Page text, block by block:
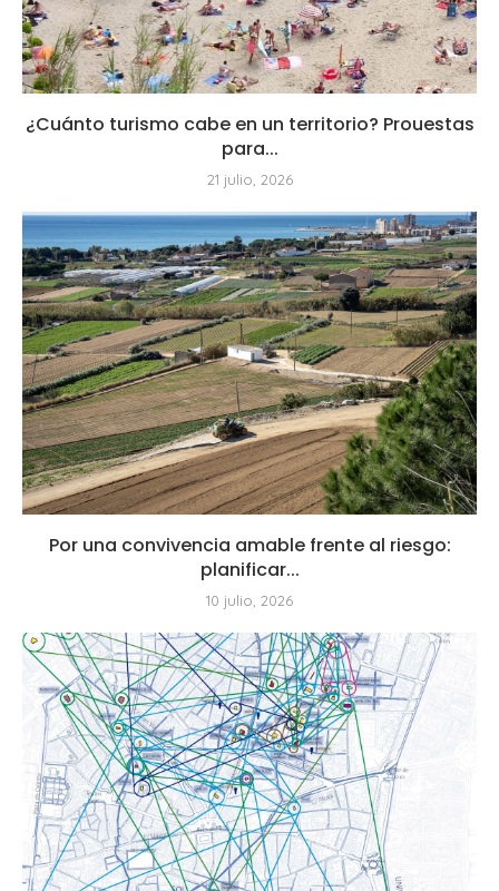
¿Cuánto turismo cabe en un territorio? Prouestas
para...
21 julio, 2026
Por una convivencia amable frente al riesgo:
planificar...
10 julio, 2026